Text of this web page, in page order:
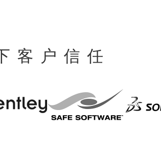
客户信任
Software
Solid
Works